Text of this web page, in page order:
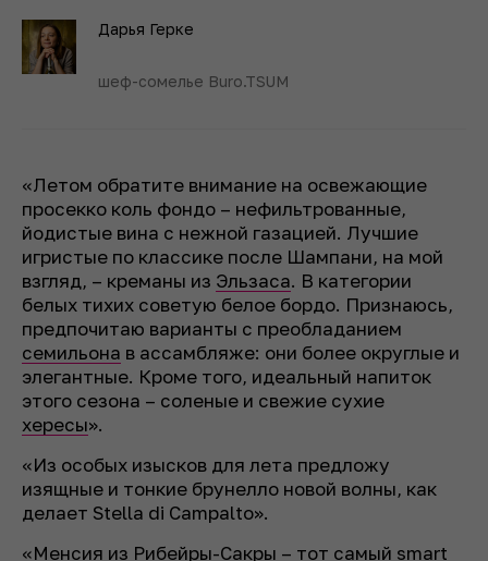
Дарья Герке
шеф-сомелье Buro.TSUM
«Летом обратите внимание на освежающие
просекко коль фондо – нефильтрованные,
йодистые вина с нежной газацией. Лучшие
игристые по классике после Шампани, на мой
взгляд, – креманы из Эльзаса. В категории
белых тихих советую белое бордо. Признаюсь,
предпочитаю варианты с преобладанием
семильона в ассамбляже: они более округлые и
элегантные. Кроме того, идеальный напиток
этого сезона – соленые и свежие сухие
хересы».
«Из особых изысков для лета предложу
изящные и тонкие брунелло новой волны, как
делает Stella di Campalto».
«Менсия из Рибейры-Сакры – тот самый smart